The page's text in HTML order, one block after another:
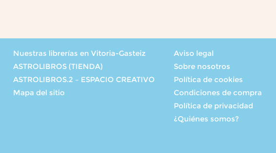
Nuestras librerías en Vitoria-Gasteiz
ASTROLIBROS (TIENDA)
ASTROLIBROS.2 – ESPACIO CREATIVO
Mapa del sitio
Aviso legal
Sobre nosotros
Política de cookies
Condiciones de compra
Política de privacidad
¿Quiénes somos?